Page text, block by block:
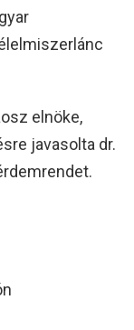
elnöke,
javasolta dr.